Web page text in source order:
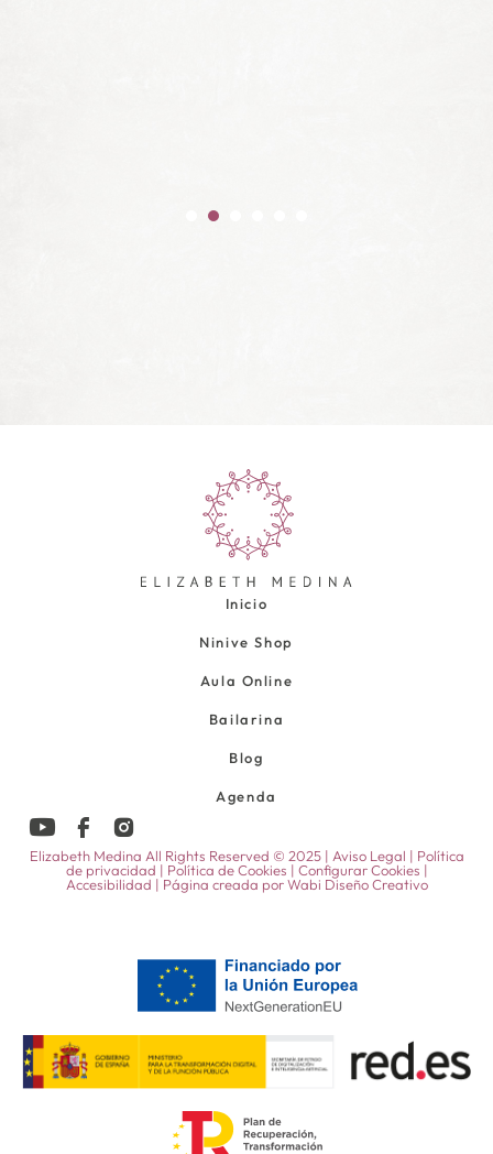
Inicio
Ninive Shop
Aula Online
Bailarina
Blog
Agenda
Elizabeth Medina All Rights Reserved © 2025 | Aviso Legal | Política
de privacidad | Política de Cookies | Configurar Cookies |
Accesibilidad | Página creada porWabi Diseño Creativo